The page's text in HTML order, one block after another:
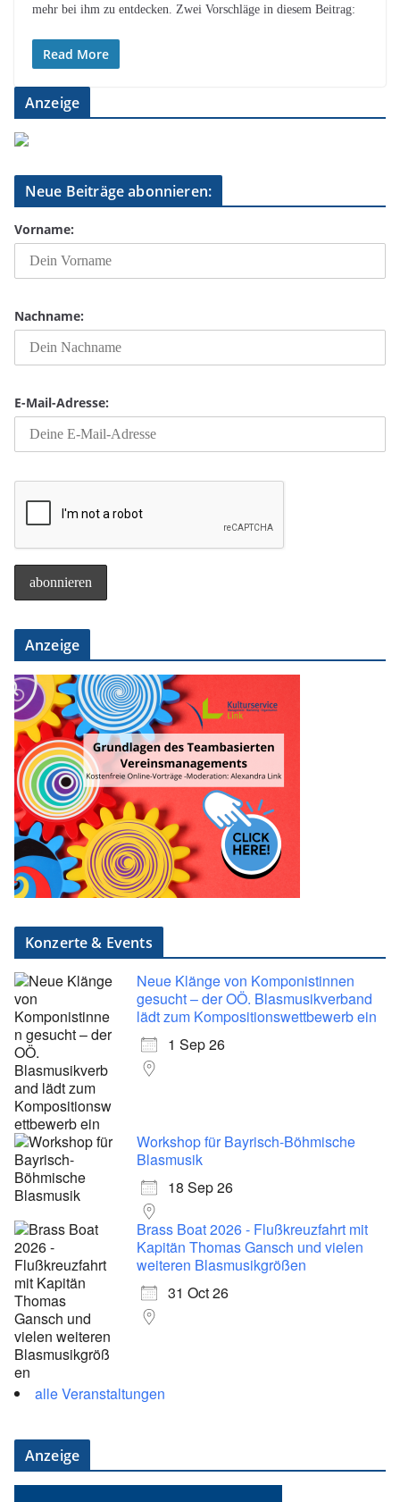
mehr bei ihm zu entdecken. Zwei Vorschläge in diesem Beitrag:
Read More
Anzeige
Neue Beiträge abonnieren:
Vorname:
Nachname:
E-Mail-Adresse:
Anzeige
Konzerte & Events
Neue Klänge von Komponistinnen
gesucht – der OÖ. Blasmusikverband
lädt zum Kompositionswettbewerb ein
1 Sep 26
Workshop für Bayrisch-Böhmische
Blasmusik
18 Sep 26
Brass Boat 2026 - Flußkreuzfahrt mit
Kapitän Thomas Gansch und vielen
weiteren Blasmusikgrößen
31 Oct 26
alle Veranstaltungen
Anzeige